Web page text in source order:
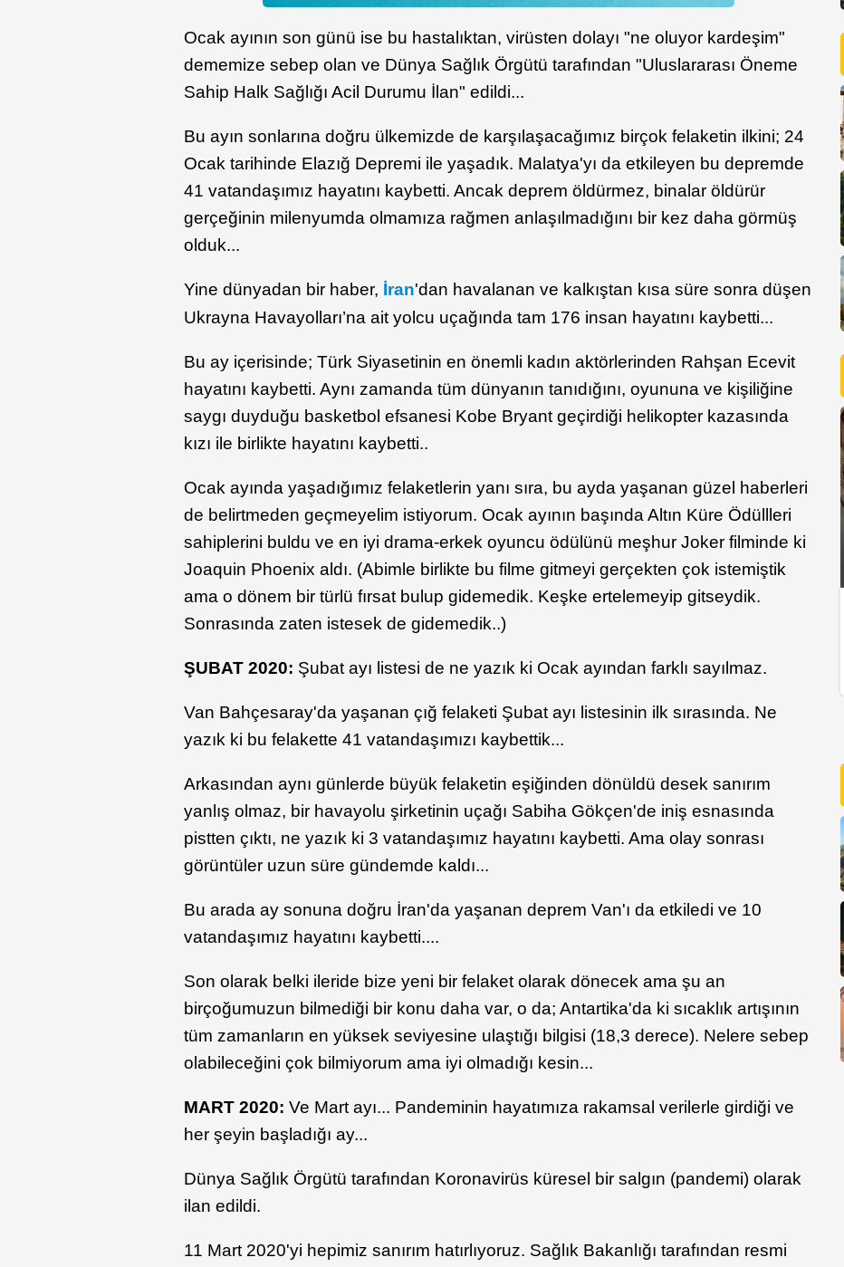
Ocak ayının son günü ise bu hastalıktan, virüsten dolayı "ne oluyor kardeşim"
dememize sebep olan ve Dünya Sağlık Örgütü tarafından "Uluslararası Öneme
Sahip Halk Sağlığı Acil Durumu İlan" edildi...
Bu ayın sonlarına doğru ülkemizde de karşılaşacağımız birçok felaketin ilkini; 24
Ocak tarihinde Elazığ Depremi ile yaşadık. Malatya'yı da etkileyen bu depremde
41 vatandaşımız hayatını kaybetti. Ancak deprem öldürmez, binalar öldürür
gerçeğinin milenyumda olmamıza rağmen anlaşılmadığını bir kez daha görmüş
olduk...
Yine dünyadan bir haber, İran'dan havalanan ve kalkıştan kısa süre sonra düşen
Ukrayna Havayolları’na ait yolcu uçağında tam 176 insan hayatını kaybetti...
Bu ay içerisinde; Türk Siyasetinin en önemli kadın aktörlerinden Rahşan Ecevit
hayatını kaybetti. Aynı zamanda tüm dünyanın tanıdığını, oyununa ve kişiliğine
saygı duyduğu basketbol efsanesi Kobe Bryant geçirdiği helikopter kazasında
kızı ile birlikte hayatını kaybetti..
Ocak ayında yaşadığımız felaketlerin yanı sıra, bu ayda yaşanan güzel haberleri
de belirtmeden geçmeyelim istiyorum. Ocak ayının başında Altın Küre Ödüllleri
sahiplerini buldu ve en iyi drama-erkek oyuncu ödülünü meşhur Joker filminde ki
Joaquin Phoenix aldı. (Abimle birlikte bu filme gitmeyi gerçekten çok istemiştik
ama o dönem bir türlü fırsat bulup gidemedik. Keşke ertelemeyip gitseydik.
Sonrasında zaten istesek de gidemedik..)
ŞUBAT 2020: Şubat ayı listesi de ne yazık ki Ocak ayından farklı sayılmaz.
Van Bahçesaray'da yaşanan çığ felaketi Şubat ayı listesinin ilk sırasında. Ne
yazık ki bu felakette 41 vatandaşımızı kaybettik...
Arkasından aynı günlerde büyük felaketin eşiğinden dönüldü desek sanırım
yanlış olmaz, bir havayolu şirketinin uçağı Sabiha Gökçen'de iniş esnasında
pistten çıktı, ne yazık ki 3 vatandaşımız hayatını kaybetti. Ama olay sonrası
görüntüler uzun süre gündemde kaldı...
Bu arada ay sonuna doğru İran'da yaşanan deprem Van'ı da etkiledi ve 10
vatandaşımız hayatını kaybetti....
Son olarak belki ileride bize yeni bir felaket olarak dönecek ama şu an
birçoğumuzun bilmediği bir konu daha var, o da; Antartika'da ki sıcaklık artışının
tüm zamanların en yüksek seviyesine ulaştığı bilgisi (18,3 derece). Nelere sebep
olabileceğini çok bilmiyorum ama iyi olmadığı kesin...
MART 2020:Ve Mart ayı... Pandeminin hayatımıza rakamsal verilerle girdiği ve
her şeyin başladığı ay...
Dünya Sağlık Örgütü tarafından Koronavirüs küresel bir salgın (pandemi) olarak
ilan edildi.
11 Mart 2020'yi hepimiz sanırım hatırlıyoruz. Sağlık Bakanlığı tarafından resmi